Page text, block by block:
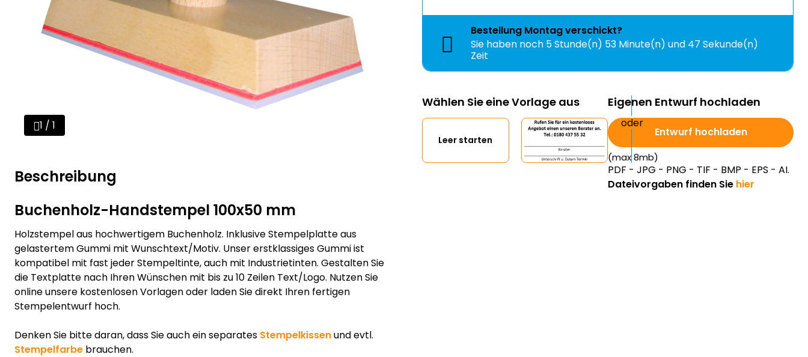
1 / 1
Beschreibung
Buchenholz-Handstempel 100x50 mm
Holzstempel aus hochwertigem Buchenholz. Inklusive Stempelplatte aus
gelastertem Gummi mit Wunschtext/Motiv. Unser erstklassiges Gummi ist
kompatibel mit fast jeder Stempeltinte, auch mit Industrietinten. Gestalten Sie
die Textplatte nach Ihren Wünschen mit bis zu 10 Zeilen Text/Logo. Nutzen Sie
online unsere kostenlosen Vorlagen oder laden Sie direkt Ihren fertigen
Stempelentwurf hoch.
Denken Sie bitte daran, dass Sie auch ein separates Stempelkissenund evtl.
Stempelfarbe brauchen.
Bestellung Montagverschickt?
Sie haben noch 5 Stunde(n) 53 Minute(n) und 47 Sekunde(n)
Zeit
Wählen Sie eine Vorlage aus
Leer starten
Eigenen Entwurf hochladen
Entwurf hochladen
(max 8mb)
PDF - JPG - PNG - TIF - BMP - EPS - AI.
Dateivorgaben finden Sie hier